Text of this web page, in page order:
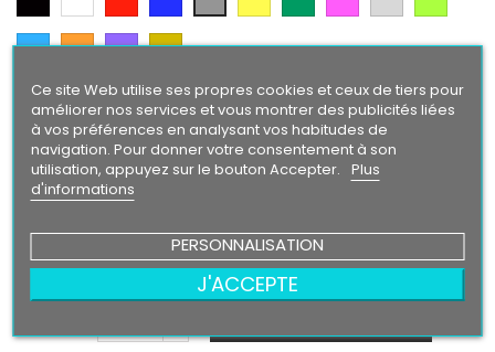
ArgentCitron
Bleu
OrangeVioletGold
Texte/ Logo
Noir
Blanc RougeBleu Gris JauneVert Rose Gris
Argent
Bleu
Intense
OrangeViolet
24,90 €
Ce site Web utilise ses propres cookies et ceux de tiers pour
améliorer nos services et vous montrer des publicités liées
à vos préférences en analysant vos habitudes de
navigation. Pour donner votre consentement à son
utilisation, appuyez sur le bouton Accepter. Plus
d'informations
PERSONNALISATION
J'ACCEPTE